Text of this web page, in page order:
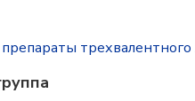
трехвалентного